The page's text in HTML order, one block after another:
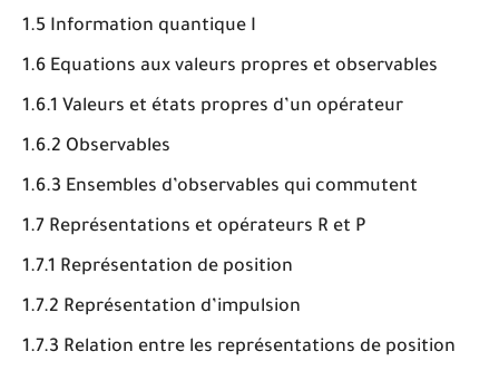
1.5 Information quantique I
1.6 Equations aux valeurs propres et observables
1.6.1 Valeurs et états propres d’un opérateur
1.6.2 Observables
1.6.3 Ensembles d’observables qui commutent
1.7 Représentations et opérateurs R et P
1.7.1 Représentation de position
1.7.2 Représentation d’impulsion
1.7.3 Relation entre les représentations de position